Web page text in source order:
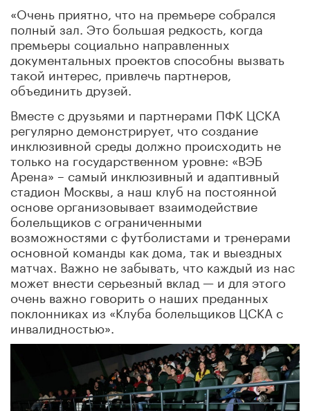
«Очень приятно, что на премьере собрался
полный зал. Это большая редкость, когда
премьеры социально направленных
документальных проектов способны вызвать
такой интерес, привлечь партнеров,
объединить друзей.
Вместе с друзьями и партнерами ПФК ЦСКА
регулярно демонстрирует, что создание
инклюзивной среды должно происходить не
только на государственном уровне: «ВЭБ
Арена» – самый инклюзивный и адаптивный
стадион Москвы, а наш клуб на постоянной
основе организовывает взаимодействие
болельщиков с ограниченными
возможностями с футболистами и тренерами
основной команды как дома, так и выездных
матчах. Важно не забывать, что каждый из нас
может внести серьезный вклад — и для этого
очень важно говорить о наших преданных
поклонниках из «Клуба болельщиков ЦСКА с
инвалидностью».